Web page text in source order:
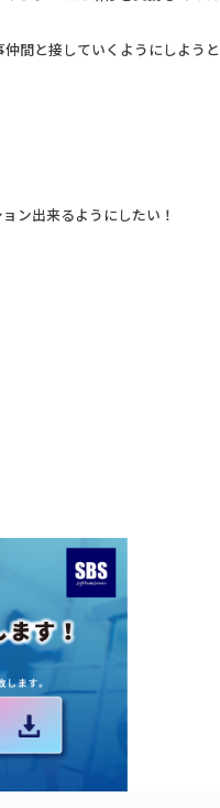
間と接していくようにしようと
ン出来るようにしたい！